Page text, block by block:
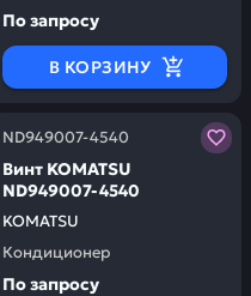
По запросу
В КОРЗИНУ
получаете гарантию
ND949007-4540
KOMATSU
Винт KOMATSU
ND949007-4540
Кондиционер
Заказывая запчасти у
По запросу